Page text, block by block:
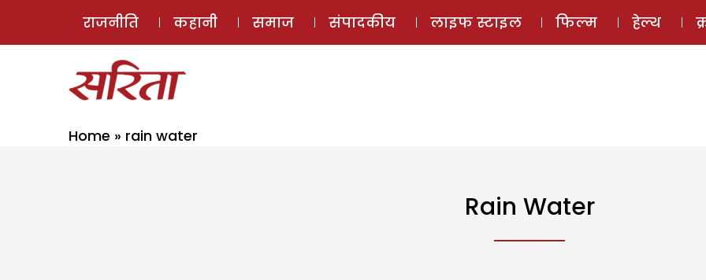
ई-मैगज़ीन
राजनीति कहानी समाज संपादकीय लाइफ स्टाइल फिल्म हेल्थ
Home » rain water
Rain Water